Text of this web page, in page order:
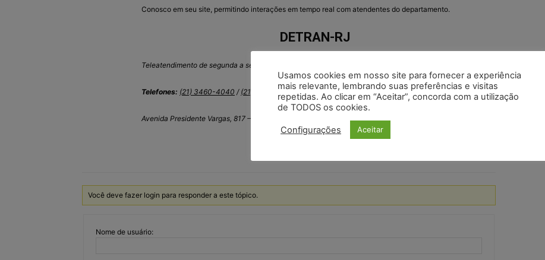
Conosco em seu site, permitindo interações em tempo real com atendentes do departamento.
DETRAN-RJ
Teleatendimento de segunda a sexta-feira, das 6h às 21h.
Telefones: (21) 3460-4040 / (21) 3460-4041/(21) 3460-4042
Avenida Presidente Vargas, 817 – Centro, Rio de Janeiro – RJ | 20.071 – 004
Você deve fazer login para responder a este tópico.
Nome de usuário:
Usamos cookies em nosso site para fornecer a experiência
mais relevante, lembrando suas preferências e visitas
repetidas. Ao clicar em “Aceitar”, concorda com a utilização
de TODOS os cookies.
Configurações Aceitar